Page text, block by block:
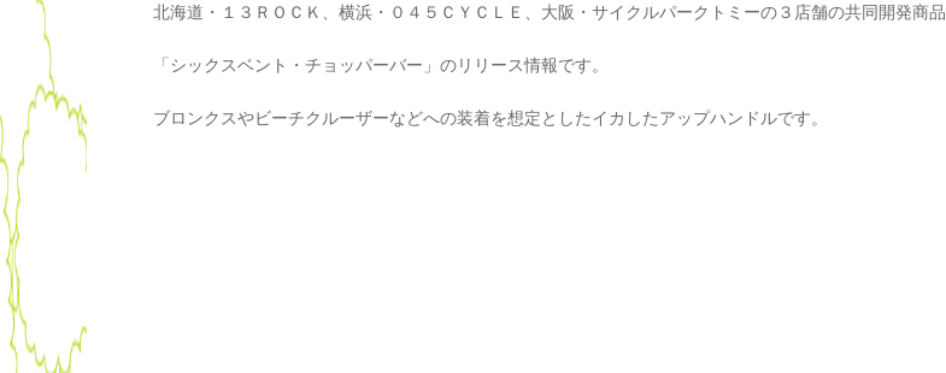
北海道・１３ＲＯＣＫ、横浜・０４５ＣＹＣＬＥ、大阪・サイクルパークトミーの３店舗の共同開発商品
「シックスベント・チョッパーバー」のリリース情報です。
ブロンクスやビーチクルーザーなどへの装着を想定としたイカしたアップハンドルです。